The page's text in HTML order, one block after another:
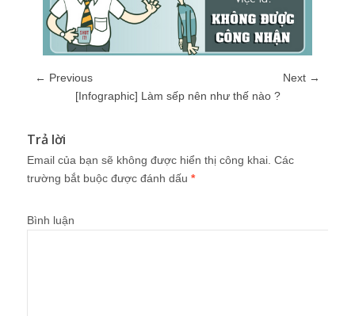
← Previous
Next →
[Infographic] Làm sếp nên như thế nào ?
Trả lời
Email của bạn sẽ không được hiển thị công khai. Các
trường bắt buộc được đánh dấu *
Bình luận